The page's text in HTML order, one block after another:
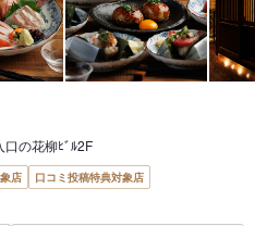
の花柳ﾋﾞﾙ2F
店
口コミ投稿特典対象店